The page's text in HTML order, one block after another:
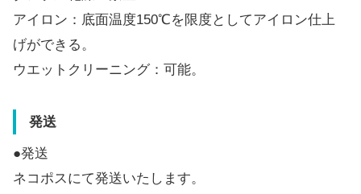
アイロン：底面温度150℃を限度としてアイロン仕上
げができる。
ウエットクリーニング：可能。
発送
●発送
ネコポスにて発送いたします。